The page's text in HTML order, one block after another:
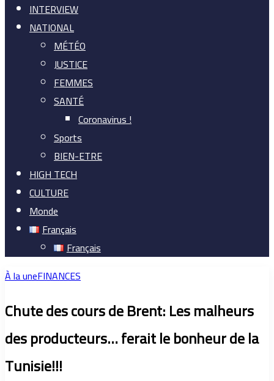
INTERVIEW
NATIONAL
MÉTÉO
JUSTICE
FEMMES
SANTÉ
Coronavirus !
Sports
BIEN-ETRE
HIGH TECH
CULTURE
Monde
Français
Français
À la uneFINANCES
Chute des cours de Brent: Les malheurs
des producteurs… ferait le bonheur de la
Tunisie!!!